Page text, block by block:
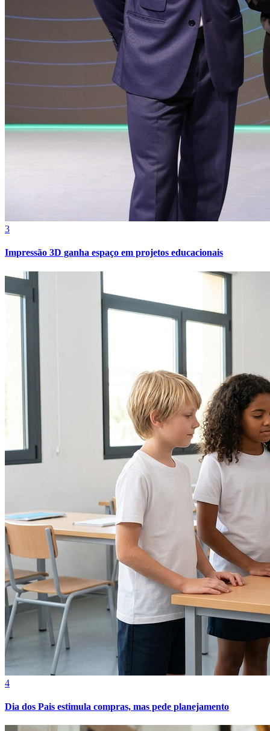
Atlético-MG
3
Impressão 3D ganha espaço em projetos educacionais
4
Dia dos Pais estimula compras, mas pede planejamento